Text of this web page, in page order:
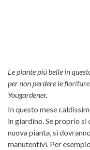
Le piante piú belle in
per non perdere le
Yougardener.
In questo mese
in giardino. Se proprio
nuova pianta, si
manutentivi. Per